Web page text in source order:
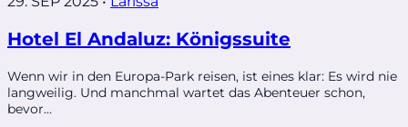
Hotel El Andaluz: Königssuite
Wenn wir in den Europa-Park reisen, ist eines klar: Es wird nie
langweilig. Und manchmal wartet das Abenteuer schon,
bevor...